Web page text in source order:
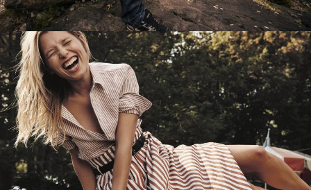
Имиджевый сайт для сети магазинов
Soho Project